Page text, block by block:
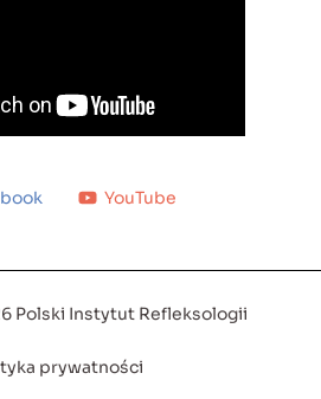
YouTube
Polski Instytut Refleksologii
prywatności